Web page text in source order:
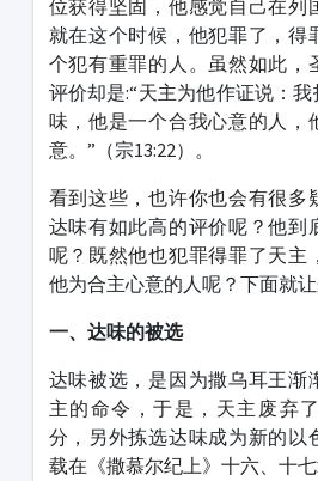
位获得坚固，他感觉自己在列
就在这个时候，他犯罪了，得
个犯有重罪的人。虽然如此，
评价却是:“天主为他作证说：
味，他是一个合我心意的人，
意。”（宗13:22）。
看到这些，也许你也会有很多
达味有如此高的评价呢？他到
呢？既然他也犯罪得罪了天主
他为合主心意的人呢？下面就让
一、达味的被选
达味被选，是因为撒乌耳王渐
主的命令，于是，天主废弃
分，另外拣选达味成为新的以
载在《撒慕尔纪上》十六、十七